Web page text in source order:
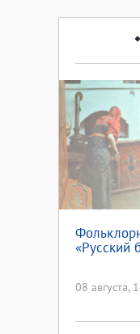
«Русский
08 августа,